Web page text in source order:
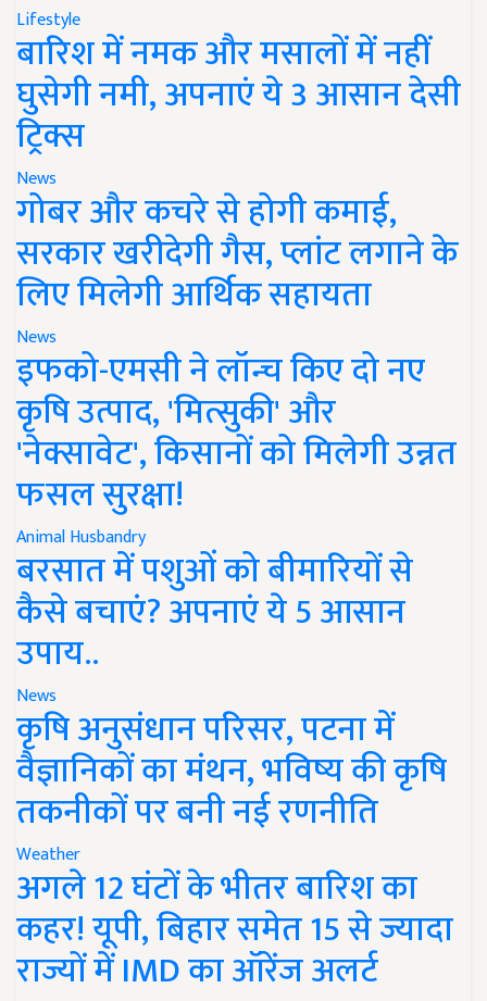
Lifestyle
बारिश में नमक और मसालों में नहीं
घुसेगी नमी, अपनाएं ये 3 आसान देसी
ट्रिक्स
News
गोबर और कचरे से होगी कमाई,
सरकार खरीदेगी गैस, प्लांट लगाने के
लिए मिलेगी आर्थिक सहायता
News
इफको-एमसी ने लॉन्च किए दो नए
कृषि उत्पाद, 'मित्सुकी' और
'नेक्सावेट', किसानों को मिलेगी उन्नत
फसल सुरक्षा!
Animal Husbandry
बरसात में पशुओं को बीमारियों से
कैसे बचाएं? अपनाएं ये 5 आसान
उपाय..
News
कृषि अनुसंधान परिसर, पटना में
वैज्ञानिकों का मंथन, भविष्य की कृषि
तकनीकों पर बनी नई रणनीति
Weather
अगले 12 घंटों के भीतर बारिश का
कहर! यूपी, बिहार समेत 15 से ज्यादा
राज्यों में IMD का ऑरेंज अलर्ट